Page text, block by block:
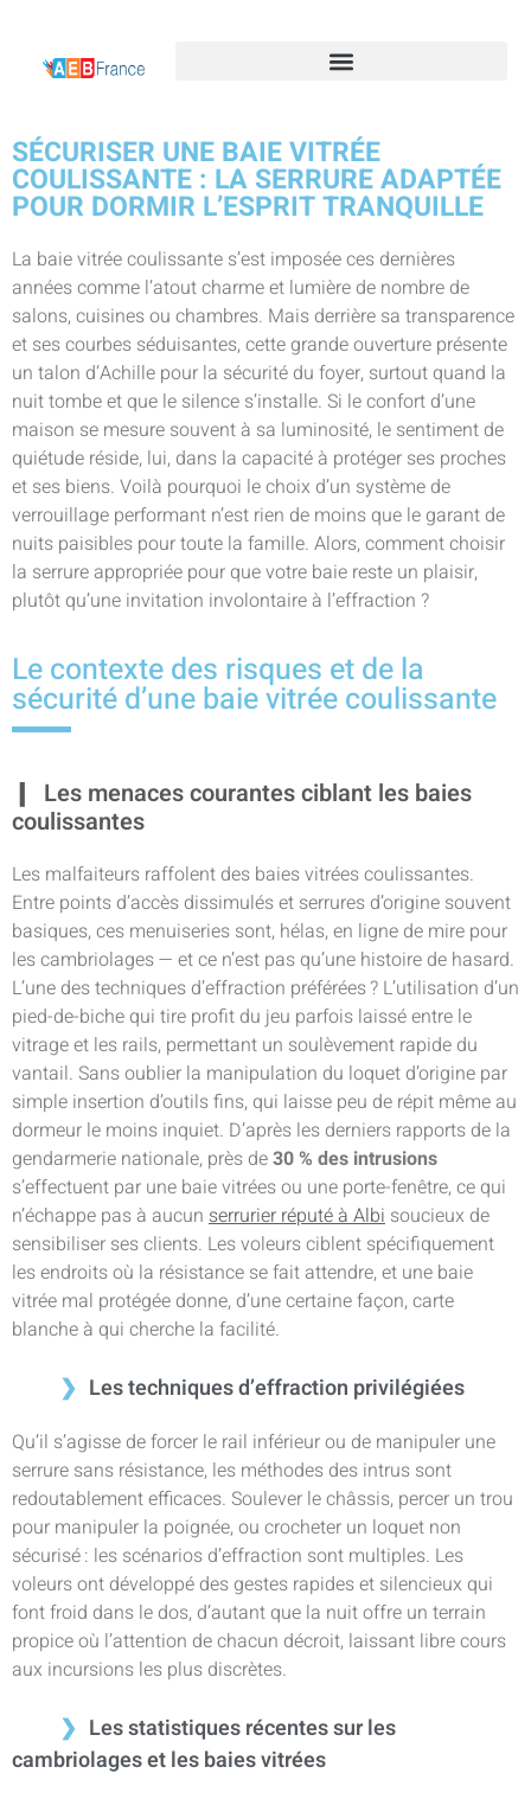
SÉCURISER UNE BAIE VITRÉE
COULISSANTE : LA SERRURE ADAPTÉE
POUR DORMIR L’ESPRIT TRANQUILLE
La baie vitrée coulissante s’est imposée ces dernières
années comme l’atout charme et lumière de nombre de
salons, cuisines ou chambres. Mais derrière sa transparence
et ses courbes séduisantes, cette grande ouverture présente
un talon d’Achille pour la sécurité du foyer, surtout quand la
nuit tombe et que le silence s’installe. Si le confort d’une
maison se mesure souvent à sa luminosité, le sentiment de
quiétude réside, lui, dans la capacité à protéger ses proches
et ses biens. Voilà pourquoi le choix d’un système de
verrouillage performant n’est rien de moins que le garant de
nuits paisibles pour toute la famille. Alors, comment choisir
la serrure appropriée pour que votre baie reste un plaisir,
plutôt qu’une invitation involontaire à l’effraction ?
Le contexte des risques et de la
sécurité d’une baie vitrée coulissante
Les menaces courantes ciblant les baies
coulissantes
Les malfaiteurs raffolent des baies vitrées coulissantes.
Entre points d’accès dissimulés et serrures d’origine souvent
basiques, ces menuiseries sont, hélas, en ligne de mire pour
les cambriolages — et ce n’est pas qu’une histoire de hasard.
L’une des techniques d’effraction préférées ? L’utilisation d’un
pied-de-biche qui tire profit du jeu parfois laissé entre le
vitrage et les rails, permettant un soulèvement rapide du
vantail. Sans oublier la manipulation du loquet d’origine par
simple insertion d’outils fins, qui laisse peu de répit même au
dormeur le moins inquiet. D’après les derniers rapports de la
gendarmerie nationale, près de30 % des intrusions
s’effectuent par une baie vitrées ou une porte-fenêtre, ce qui
n’échappe pas à aucun serrurier réputé à Albi soucieux de
sensibiliser ses clients. Les voleurs ciblent spécifiquement
les endroits où la résistance se fait attendre, et une baie
vitrée mal protégée donne, d’une certaine façon, carte
blanche à qui cherche la facilité.
Les techniques d’effraction privilégiées
Qu’il s’agisse de forcer le rail inférieur ou de manipuler une
serrure sans résistance, les méthodes des intrus sont
redoutablement efficaces. Soulever le châssis, percer un trou
pour manipuler la poignée, ou crocheter un loquet non
sécurisé : les scénarios d’effraction sont multiples. Les
voleurs ont développé des gestes rapides et silencieux qui
font froid dans le dos, d’autant que la nuit offre un terrain
propice où l’attention de chacun décroit, laissant libre cours
aux incursions les plus discrètes.
Les statistiques récentes sur les
cambriolages et les baies vitrées